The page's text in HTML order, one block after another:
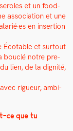
et un food-
asso­ci­a­tion et une
en inser­tion
Écotable et surtout
bouclé notre pre­
lien, de la dig­nité,
rigueur, ambi­
ce que tu